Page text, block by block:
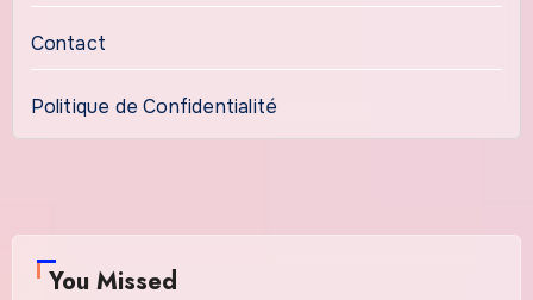
Contact
Politique de Confidentialité
You Missed